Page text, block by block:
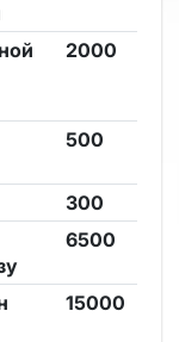
2000
500
300
6500
15000